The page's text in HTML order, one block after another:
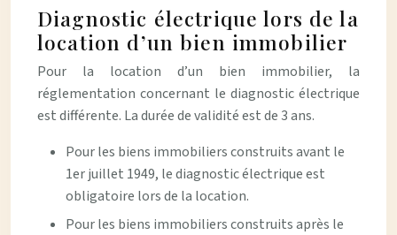
Diagnostic électrique lors de la
location d’un bien immobilier
Pour la location d’un bien immobilier, la
réglementation concernant le diagnostic électrique
est différente. La durée de validité est de 3 ans.
Pour les biens immobiliers construits avant le
1er juillet 1949, le diagnostic électrique est
obligatoire lors de la location.
Pour les biens immobiliers construits après le